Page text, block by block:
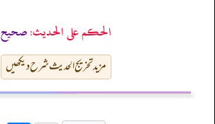
الحكم على الحديث:صحیح
مزید تخریج الحدیث شرح دیکھیں